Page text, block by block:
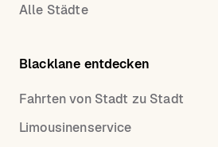
Alle Städte
Blacklane entdecken
Fahrten von Stadt zu Stadt
Limousinenservice